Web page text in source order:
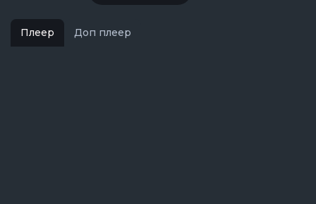
Плеер Доп плеер